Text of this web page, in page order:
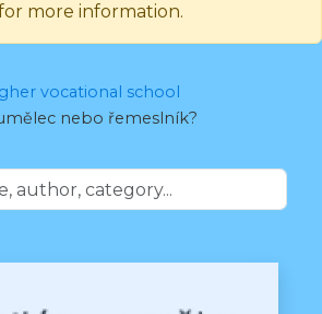
more information.
vocational school
nebo řemeslník?